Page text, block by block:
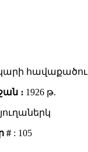
հավաքածու
։ 1926 թ.
#: 105